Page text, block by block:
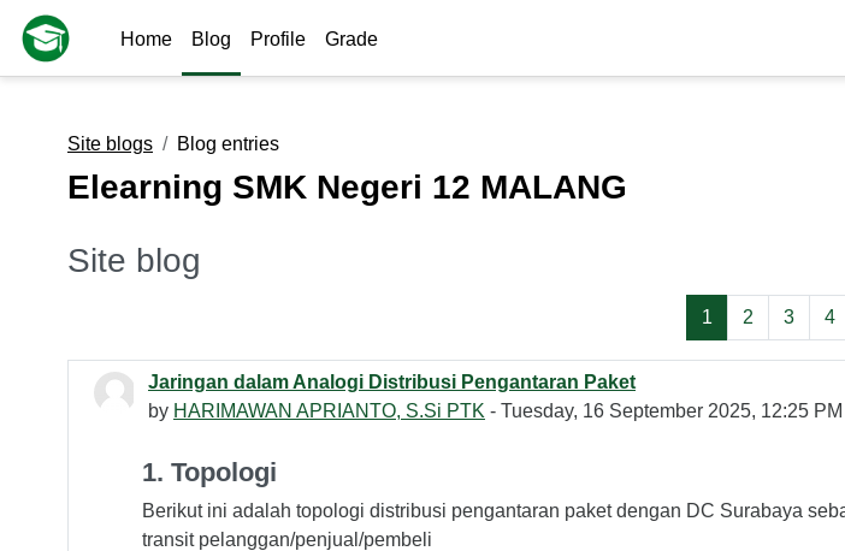
Skip to main content
Home
Blog Profile Grade
Site blogs Blog entries
Elearning SMK Negeri 12 MALANG
Site blog
1 Page 1
2Page 2
3Page 3
4
Jaringan dalam Analogi Distribusi Pengantaran Paket
by HARIMAWAN APRIANTO, S.Si PTK - Tuesday, 16 September 2025, 12:25 PM
1. Topologi
Berikut ini adalah topologi distribusi pengantaran paket dengan DC Surabaya
transit pelanggan/penjual/pembeli